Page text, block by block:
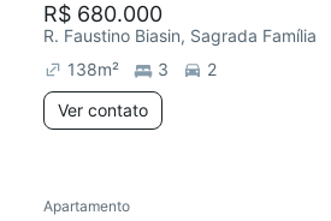
R$ 680.000
R. Faustino Biasin, Sagrada Família
138m² 3
2
Ver contato
Redecorar
Apartamento